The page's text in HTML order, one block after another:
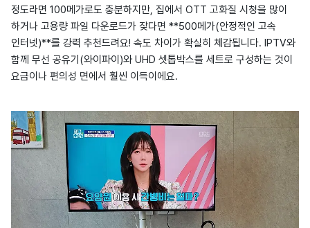
정도라면 100메가로도 충분하지만, 집에서 OTT 고화질 시청을 많이
하거나 고용량 파일 다운로드가 잦다면 **500메가(안정적인 고속
인터넷)**를 강력 추천드려요! 속도 차이가 확실히 체감됩니다. IPTV와
함께 무선 공유기(와이파이)와 UHD 셋톱박스를 세트로 구성하는 것이
요금이나 편의성 면에서 훨씬 이득이에요.